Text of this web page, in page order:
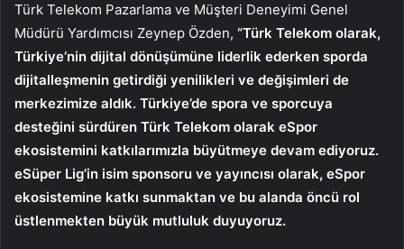
Türk Telekom Pazarlama ve Müşteri Deneyimi Genel
Müdürü Yardımcısı Zeynep Özden, “Türk Telekom olarak,
Türkiye’nin dijital dönüşümüne liderlik ederken sporda
dijitalleşmenin getirdiği yenilikleri ve değişimleri de
merkezimize aldık. Türkiye’de spora ve sporcuya
desteğini sürdüren Türk Telekom olarak eSpor
ekosistemini katkılarımızla büyütmeye devam ediyoruz.
eSüper Lig’in isim sponsoru ve yayıncısı olarak, eSpor
ekosistemine katkı sunmaktan ve bu alanda öncü rol
üstlenmekten büyük mutluluk duyuyoruz.